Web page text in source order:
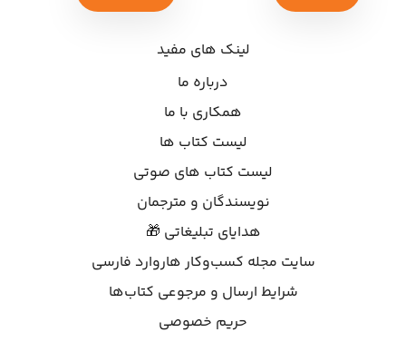
لینک های مفید
درباره ما
همکاری با ما
لیست کتاب ها
لیست کتاب های صوتی
نویسندگان و مترجمان
هدایای تبلیغاتی 🎁
سایت مجله کسب‌وکار هاروارد فارسی
شرایط ارسال و مرجوعی کتاب‌ها
حریم خصوصی